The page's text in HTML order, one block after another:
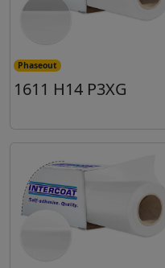
Phaseout
1611 H14 P3XG